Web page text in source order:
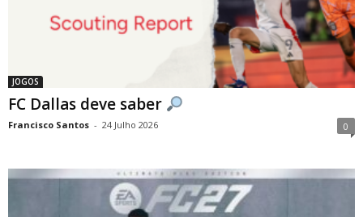
JOGOS
FC Dallas deve saber
Francisco Santos - 24 Julho 2026 0